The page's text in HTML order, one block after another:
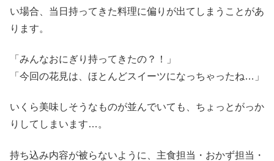
い場合、当日持ってきた料理に偏りが出てしまうことがあ
ります。
「みんなおにぎり持ってきたの？！」
「今回の花見は、ほとんどスイーツになっちゃったね…」
いくら美味しそうなものが並んでいても、ちょっとがっか
りしてしまいます…。
持ち込み内容が被らないように、主食担当・おかず担当・